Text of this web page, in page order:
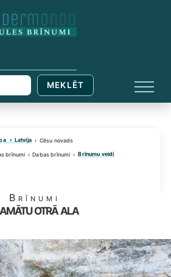
MEKLĒT
Latvija Cēsu novads
brīnumi Dabas brīnumi Brīnumu veidi
Brīnumi
otrā ala